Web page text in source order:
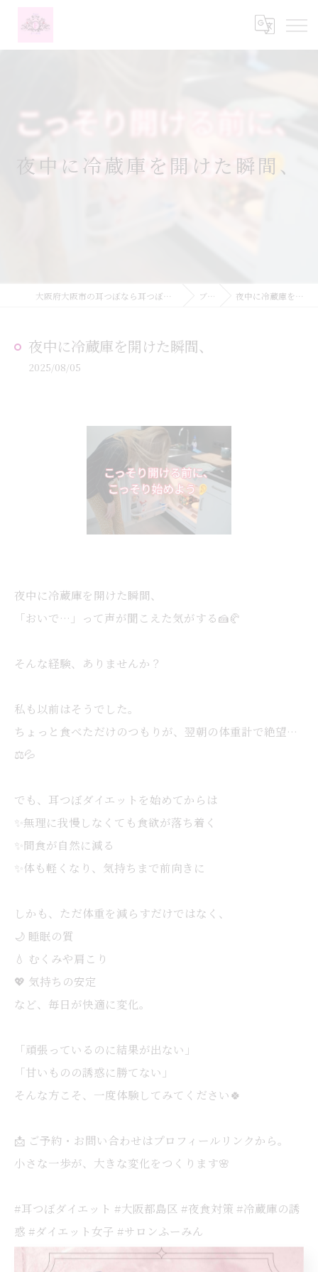
夜中に冷蔵庫を開けた瞬間、
大阪府大阪市の耳つぼなら耳つぼダイエットサロンふーみん ブログ 夜中に冷蔵庫を開けた瞬間、
夜中に冷蔵庫を開けた瞬間、
2025/08/05
夜中に冷蔵庫を開けた瞬間、
「おいで…」って声が聞こえた気がする🍰🥐
そんな経験、ありませんか？
私も以前はそうでした。
ちょっと食べただけのつもりが、翌朝の体重計で絶望…
⚖️💦
でも、耳つぼダイエットを始めてからは
✨無理に我慢しなくても食欲が落ち着く
✨間食が自然に減る
✨体も軽くなり、気持ちまで前向きに
しかも、ただ体重を減らすだけではなく、
🌙 睡眠の質
💧 むくみや肩こり
💖 気持ちの安定
など、毎日が快適に変化。
「頑張っているのに結果が出ない」
「甘いものの誘惑に勝てない」
そんな方こそ、一度体験してみてください🍀
📩 ご予約・お問い合わせはプロフィールリンクから。
小さな一歩が、大きな変化をつくります🌸
#耳つぼダイエット #大阪都島区 #夜食対策 #冷蔵庫の誘
惑 #ダイエット女子 #サロンふーみん